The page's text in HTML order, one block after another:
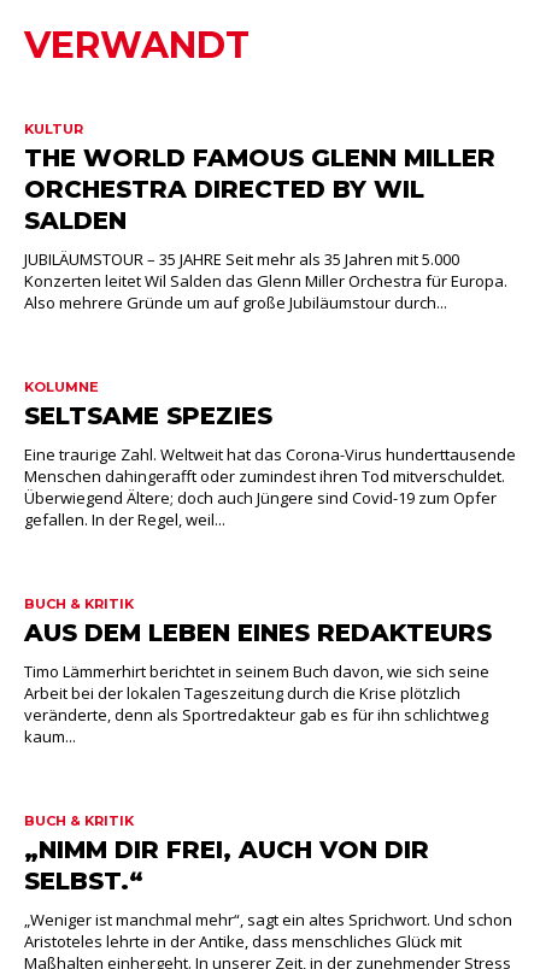
VERWANDT
KULTUR
THE WORLD FAMOUS GLENN MILLER
ORCHESTRA DIRECTED BY WIL
SALDEN
JUBILÄUMSTOUR – 35 JAHRE Seit mehr als 35 Jahren mit 5.000
Konzerten leitet Wil Salden das Glenn Miller Orchestra für Europa.
Also mehrere Gründe um auf große Jubiläumstour durch...
KOLUMNE
SELTSAME SPEZIES
Eine traurige Zahl. Weltweit hat das Corona-Virus hunderttausende
Menschen dahingerafft oder zumindest ihren Tod mitverschuldet.
Überwiegend Ältere; doch auch Jüngere sind Covid-19 zum Opfer
gefallen. In der Regel, weil...
BUCH & KRITIK
AUS DEM LEBEN EINES REDAKTEURS
Timo Lämmerhirt berichtet in seinem Buch davon, wie sich seine
Arbeit bei der lokalen Tageszeitung durch die Krise plötzlich
veränderte, denn als Sportredakteur gab es für ihn schlichtweg
kaum...
BUCH & KRITIK
„NIMM DIR FREI, AUCH VON DIR
SELBST.“
„Weniger ist manchmal mehr“, sagt ein altes Sprichwort. Und schon
Aristoteles lehrte in der Antike, dass menschliches Glück mit
Maßhalten einhergeht. In unserer Zeit, in der zunehmender Stress